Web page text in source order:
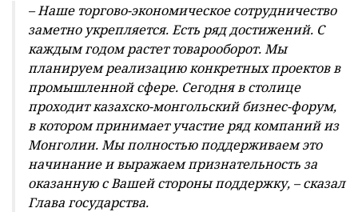
– Наше торгово-экономическое сотрудничество
заметно укрепляется. Есть ряд достижений. С
каждым годом растет товарооборот. Мы
планируем реализацию конкретных проектов в
промышленной сфере. Сегодня в столице
проходит казахско-монгольский бизнес-форум,
в котором принимает участие ряд компаний из
Монголии. Мы полностью поддерживаем это
начинание и выражаем признательность за
оказанную с Вашей стороны поддержку, – сказал
Глава государства.